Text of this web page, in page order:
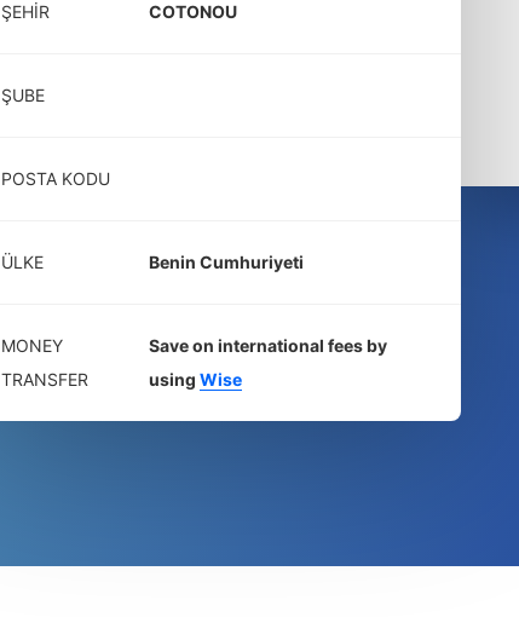
ŞEHIR COTONOU
ŞUBE
POSTA KODU
ÜLKE Benin Cumhuriyeti
MONEY
TRANSFER
Save on international fees by
using Wise